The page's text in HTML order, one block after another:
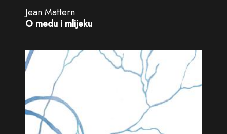
Jean Mattern
O medu i mlijeku